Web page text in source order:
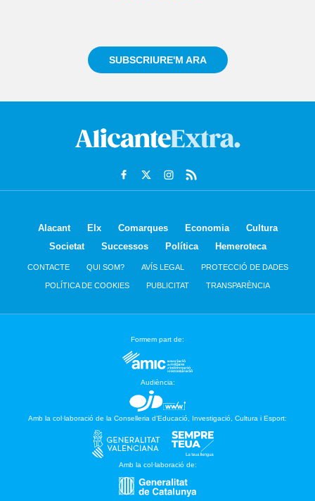
SUBSCRIURE'M ARA
Alacant Elx Comarques Economia
Cultura
Societat
Successos Política Hemeroteca
CONTACTE QUI SOM? AVÍS LEGAL PROTECCIÓ DE DADES
POLÍTICA DE COOKIES PUBLICITAT TRANSPARÈNCIA
Formem part de:
Audiència:
Amb la col·laboració de la Conselleria d’Educació, Investigació, Cultura i Esport:
Amb la col·laboració de: